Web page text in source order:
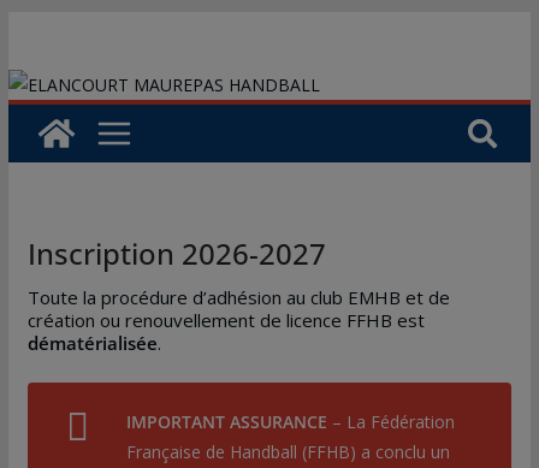
contenu
Inscription 2026-2027
Toute la procédure d’adhésion au club EMHB et de
création ou renouvellement de licence FFHB est
dématérialisée.
IMPORTANT ASSURANCE – La Fédération
Française de Handball (FFHB) a conclu un